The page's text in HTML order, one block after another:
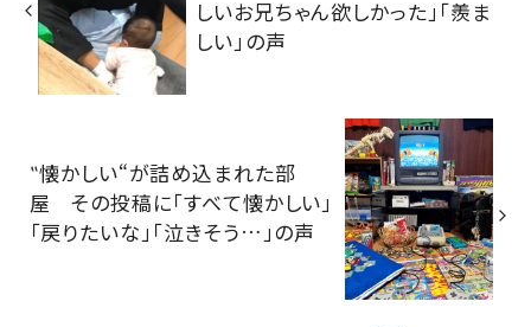
しいお兄ちゃん欲しかった」「羨ま
しい」の声
‟懐かしい“が詰め込まれた部
屋 その投稿に「すべて懐かしい」
「戻りたいな」「泣きそう…」の声